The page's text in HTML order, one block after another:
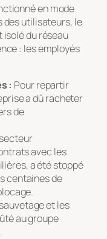
en mode
des utilisateurs, le
du réseau
: les employés
: Pour repartir
a dû racheter
de
avec les
a été stoppé
centaines de
et les
au groupe
.